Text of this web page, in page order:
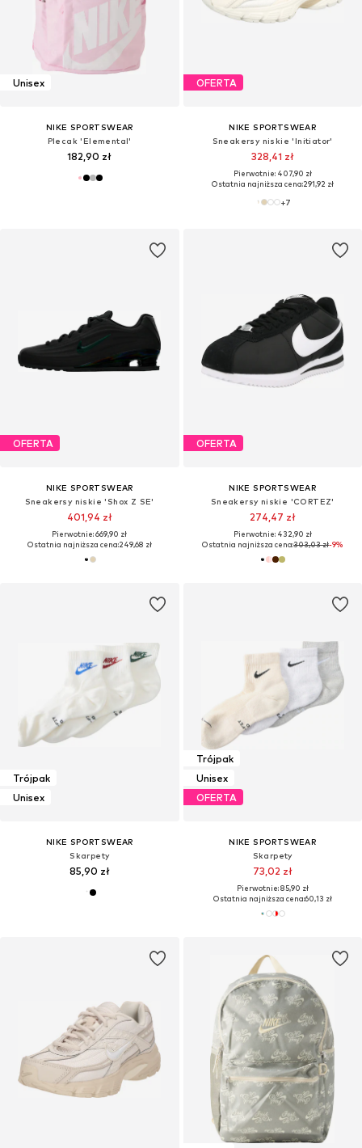
Unisex
NIKE SPORTSWEAR
Plecak 'Elemental'
182,90 zł
OFERTA
NIKE SPORTSWEAR
Sneakersy niskie 'Initiator'
328,41 zł
Pierwotnie: 407,90 zł
Ostatnia najniższa cena:291,92 zł
+7
OFERTA
NIKE SPORTSWEAR
Sneakersy niskie 'Shox Z SE'
401,94 zł
Pierwotnie: 669,90 zł
Ostatnia najniższa cena:249,68 zł
OFERTA
NIKE SPORTSWEAR
Sneakersy niskie 'CORTEZ'
274,47 zł
Pierwotnie: 432,90 zł
Ostatnia najniższa cena:303,03 zł-9%
Trójpak
Unisex
NIKE SPORTSWEAR
Skarpety
85,90 zł
Trójpak
Unisex
OFERTA
NIKE SPORTSWEAR
Skarpety
73,02 zł
Pierwotnie: 85,90 zł
Ostatnia najniższa cena:60,13 zł